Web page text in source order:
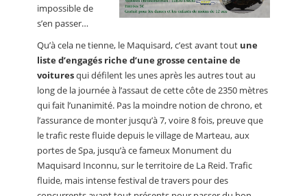
impossible de
s’en passer…
Qu’à cela ne tienne, le Maquisard, c’est avant tout une
liste d’engagés riche d’une grosse centaine de
voituresqui défilent les unes après les autres tout au
long de la journée à l’assaut de cette côte de 2350 mètres
qui fait l’unanimité. Pas la moindre notion de chrono, et
l’assurance de monter jusqu’à 7, voire 8 fois, preuve que
le trafic reste fluide depuis le village de Marteau, aux
portes de Spa, jusqu’à ce fameux Monument du
Maquisard Inconnu, sur le territoire de La Reid. Trafic
fluide, mais intense festival de travers pour des